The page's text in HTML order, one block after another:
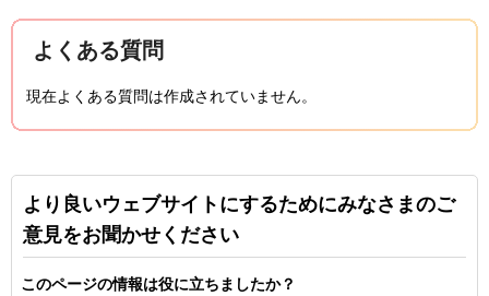
よくある質問
現在よくある質問は作成されていません。
より良いウェブサイトにするためにみなさまのご
意見をお聞かせください
このページの情報は役に立ちましたか？